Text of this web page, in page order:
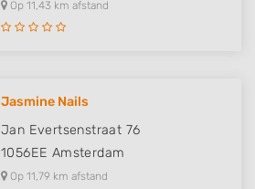
Op 11,43 km afstand
Jasmine Nails
Jan Evertsenstraat 76
1056EE Amsterdam
Op 11,79 km afstand